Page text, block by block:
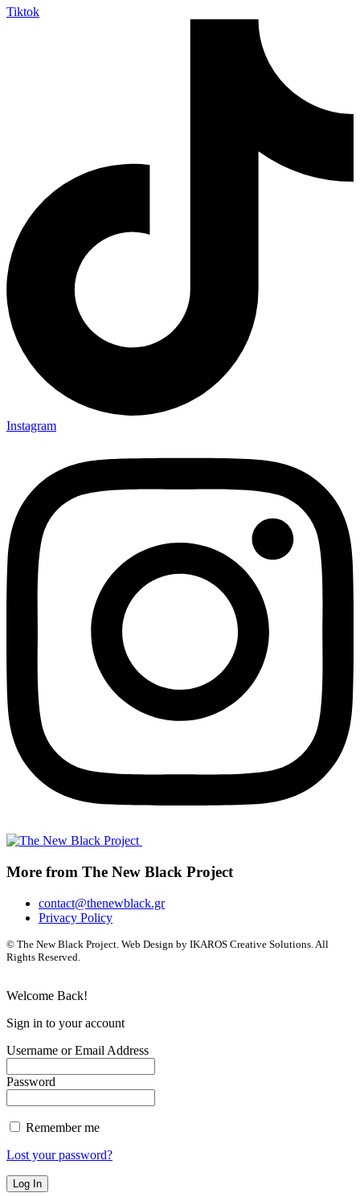
Tiktok
Instagram
More from The New Black Project
contact@thenewblack.gr
Privacy Policy
© The New Black Project. Web Design by IKAROS Creative Solutions. All
Rights Reserved.
Welcome Back!
Sign in to your account
Username or Email Address
Password
Remember me
Lost your password?